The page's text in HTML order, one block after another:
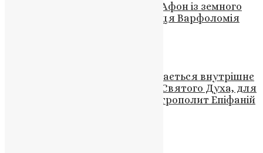
Відеозвернення зі Святої Гори Афон із земного
уділу Пресвятої Богородиці отця Варфоломія
В день П’ятидесятниці відкривається внутрішнє
явлення Боже, через Іпостась Святого Духа, для
кожної віруючої людини, – Митрополит Епіфаній